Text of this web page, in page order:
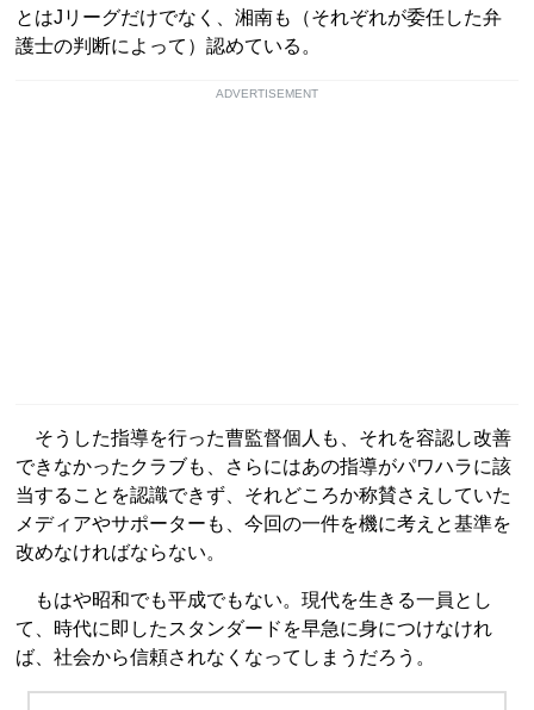
とはJリーグだけでなく、湘南も（それぞれが委任した弁
護士の判断によって）認めている。
ADVERTISEMENT
そうした指導を行った曹監督個人も、それを容認し改善
できなかったクラブも、さらにはあの指導がパワハラに該
当することを認識できず、それどころか称賛さえしていた
メディアやサポーターも、今回の一件を機に考えと基準を
改めなければならない。
もはや昭和でも平成でもない。現代を生きる一員とし
て、時代に即したスタンダードを早急に身につけなけれ
ば、社会から信頼されなくなってしまうだろう。